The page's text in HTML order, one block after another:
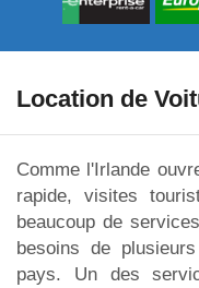
Location de
Comme l'Irlande
rapide, visites
beaucoup de
besoins de
pays. Un des